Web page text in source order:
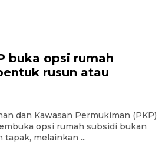
buka opsi rumah
rusun atau
dan Kawasan Permukiman (PKP)
opsi rumah subsidi bukan
melainkan ...
Higienis
2026 05:32